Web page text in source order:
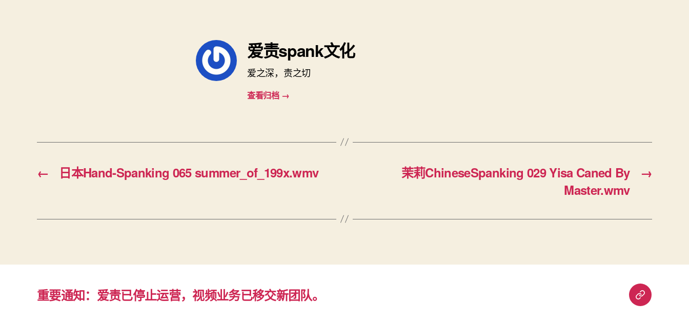
爱责spank文化
爱之深，责之切
查看归档 →
← 日本Hand-Spanking 065 summer_of_199x.wmv →
茉莉ChineseSpanking 029 Yisa Caned By
Master.wmv
重要通知：爱责已停止运营，视频业务已移交新团队。
重